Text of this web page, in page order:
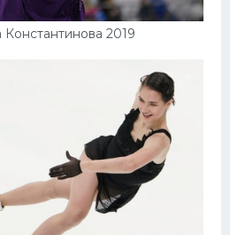
Константинова 2019